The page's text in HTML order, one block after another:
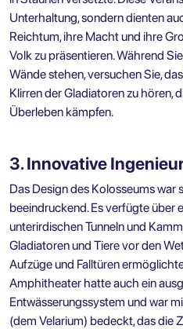
Unterhaltung, sondern dienten
Reichtum, ihre Macht und ihre
Volk zu präsentieren. Während
Wände stehen, versuchen Sie,
Klirren der Gladiatoren zu hören,
Überleben kämpfen.
3. Innovative
Das Design des Kolosseums war
beeindruckend. Es verfügte über
unterirdischen Tunneln und
Gladiatoren und Tiere vor den
Aufzüge und Falltüren
Amphitheater hatte auch ein
Entwässerungssystem und war
(dem Velarium) bedeckt, das die